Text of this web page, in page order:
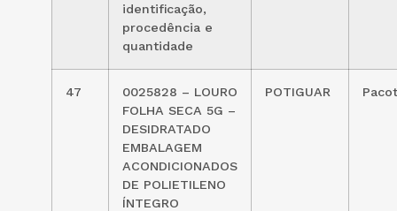
identificação,
procedência e
quantidade
47
0025828 – LOURO
FOLHA SECA 5G –
DESIDRATADO
EMBALAGEM
ACONDICIONADOS
DE POLIETILENO
ÍNTEGRO
POTIGUAR